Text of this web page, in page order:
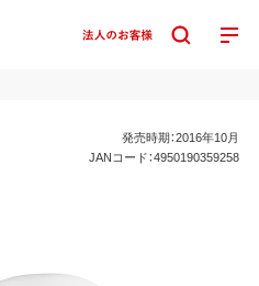
発売時期：2016年10月
JANコード：4950190359258